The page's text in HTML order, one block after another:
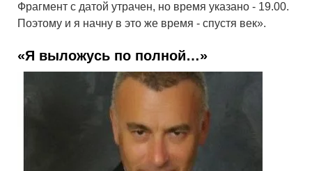
Фрагмент с датой утрачен, но время указано - 19.00.
Поэтому и я начну в это же время - спустя век».
«Я выложусь по полной…»